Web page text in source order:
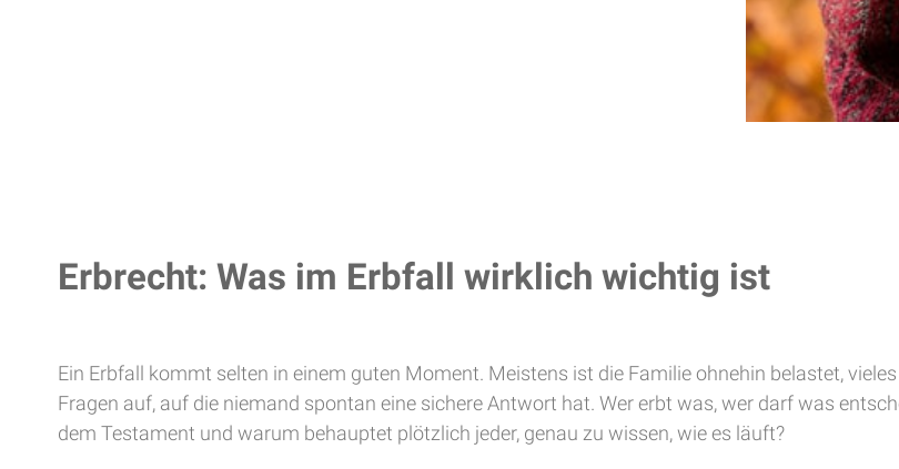
Erbrecht: Was im Erbfall wirklich wichtig ist
Ein Erbfall kommt selten in einem guten Moment. Meistens ist die Familie ohnehin belastet,
Fragen auf, auf die niemand spontan eine sichere Antwort hat. Wer erbt was, wer darf was
dem Testament und warum behauptet plötzlich jeder, genau zu wissen, wie es läuft?